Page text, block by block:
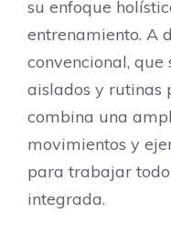
su enfoque
entrenamiento. A
convencional, que
aislados y rutinas
combina una
movimientos y
para trabajar
integrada.